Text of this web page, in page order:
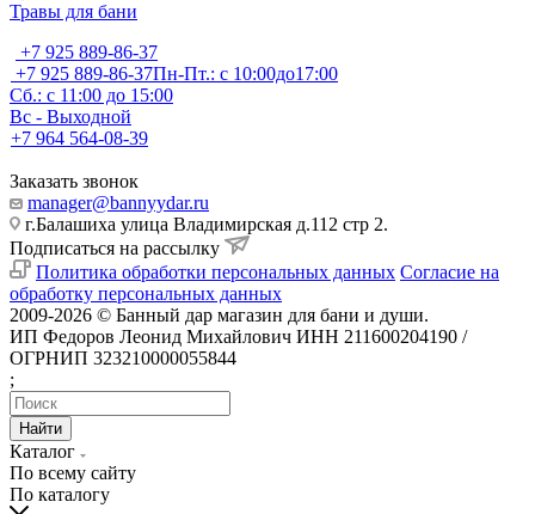
Травы для бани
+7 925 889-86-37
+7 925 889-86-37Пн-Пт.: с 10:00до17:00
Сб.: с 11:00 до 15:00
Вс - Выходной
+7 964 564-08-39
Заказать звонок
manager@bannyydar.ru
г.Балашиха улица Владимирская д.112 стр 2.
Подписаться на рассылку
Политика обработки персональных данных Согласие на
обработку персональных данных
2009-2026 © Банный дар магазин для бани и души.
ИП Федоров Леонид Михайлович ИНН 211600204190 /
ОГРНИП 323210000055844
;
Найти
Каталог
По всему сайту
По каталогу